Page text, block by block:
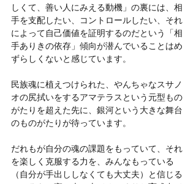
しくて、善い人にみえる動機」の裏には、相
手を支配したい、コントロールしたい、それ
によって自己価値を証明するのだという「相
手ありきの依存」傾向が潜んでいることはめ
ずらしくないと感じています。
民族魂に植えつけられた、やんちゃなスサノ
オの尻拭いをするアマテラスという元型もの
がたりを超えた先に、銀河という大きな舞台
のものがたりが待っています。
だれもが自分の魂の課題をもっていて、それ
を楽しく克服する力を、みんなもっている
（自分が手出ししなくても大丈夫）と信じる